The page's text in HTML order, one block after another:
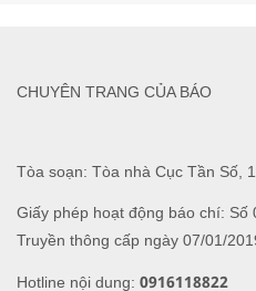
Tòa soạn: Tòa nhà Cục Tần Số,
Giấy phép hoạt động báo chí: Số
Truyền thông cấp ngày 07/01/
Hotline nội dung: 0916118822
CHUYÊN TRANG CỦA BÁO